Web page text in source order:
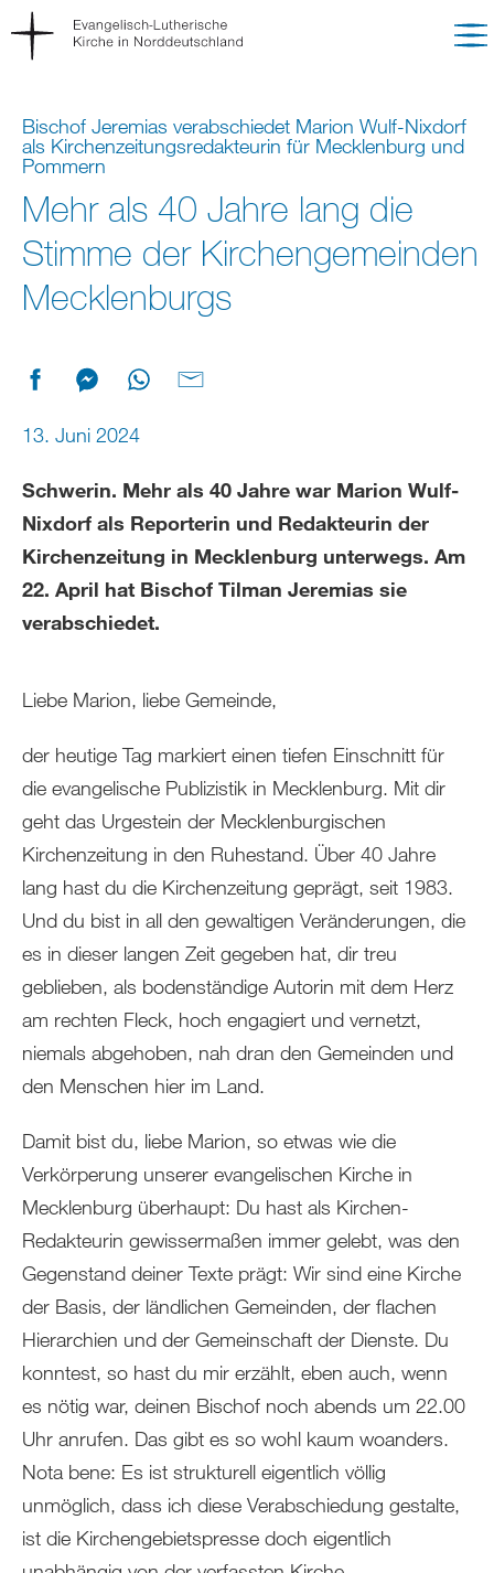
Bischof Jeremias verabschiedet Marion Wulf-Nixdorf
als Kirchenzeitungsredakteurin für Mecklenburg und
Pommern
Mehr als 40 Jahre lang die
Stimme der Kirchengemeinden
Mecklenburgs
13. Juni 2024
Schwerin. Mehr als 40 Jahre war Marion Wulf-
Nixdorf als Reporterin und Redakteurin der
Kirchenzeitung in Mecklenburg unterwegs. Am
22. April hat Bischof Tilman Jeremias sie
verabschiedet.
Liebe Marion, liebe Gemeinde,
der heutige Tag markiert einen tiefen Einschnitt für
die evangelische Publizistik in Mecklenburg. Mit dir
geht das Urgestein der Mecklenburgischen
Kirchenzeitung in den Ruhestand. Über 40 Jahre
lang hast du die Kirchenzeitung geprägt, seit 1983.
Und du bist in all den gewaltigen Veränderungen, die
es in dieser langen Zeit gegeben hat, dir treu
geblieben, als bodenständige Autorin mit dem Herz
am rechten Fleck, hoch engagiert und vernetzt,
niemals abgehoben, nah dran den Gemeinden und
den Menschen hier im Land.
Damit bist du, liebe Marion, so etwas wie die
Verkörperung unserer evangelischen Kirche in
Mecklenburg überhaupt: Du hast als Kirchen-
Redakteurin gewissermaßen immer gelebt, was den
Gegenstand deiner Texte prägt: Wir sind eine Kirche
der Basis, der ländlichen Gemeinden, der flachen
Hierarchien und der Gemeinschaft der Dienste. Du
konntest, so hast du mir erzählt, eben auch, wenn
es nötig war, deinen Bischof noch abends um 22.00
Uhr anrufen. Das gibt es so wohl kaum woanders.
Nota bene: Es ist strukturell eigentlich völlig
unmöglich, dass ich diese Verabschiedung gestalte,
ist die Kirchengebietspresse doch eigentlich